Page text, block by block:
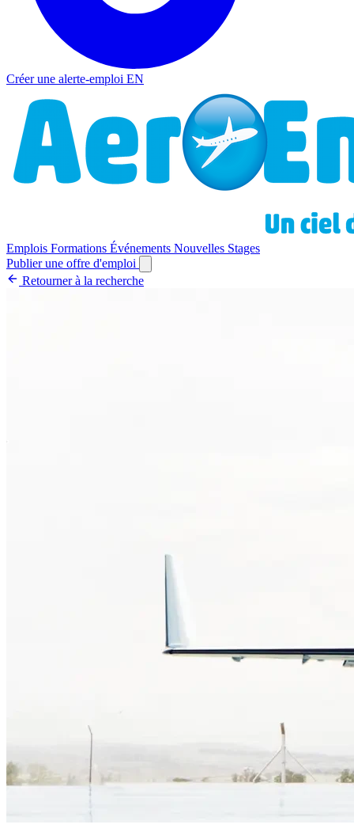
Créer une alerte-emploi EN
Emplois Formations Événements Nouvelles Stages
Publier une offre d'emploi
Retourner à la recherche